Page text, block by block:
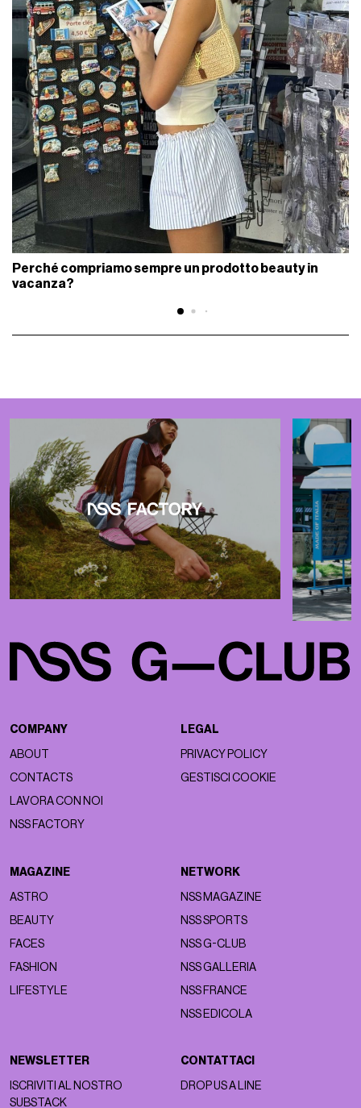
Perché compriamo sempre un prodotto beauty in
vacanza?
COMPANY
ABOUT
CONTACTS
LAVORA CON NOI
NSS FACTORY
LEGAL
PRIVACY POLICY
GESTISCI COOKIE
MAGAZINE
ASTRO
BEAUTY
FACES
FASHION
LIFESTYLE
NETWORK
NSS MAGAZINE
NSS SPORTS
NSS G-CLUB
NSS GALLERIA
NSS FRANCE
NSS EDICOLA
NEWSLETTER
ISCRIVITI AL NOSTRO
SUBSTACK
CONTATTACI
DROP US A LINE